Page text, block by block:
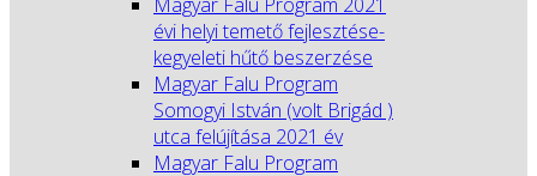
évi helyi temető fejlesztése-
kegyeleti hűtő beszerzése
Magyar Falu Program
Somogyi István (volt Brigád )
utca felújítása 2021 év
Magyar Falu Program